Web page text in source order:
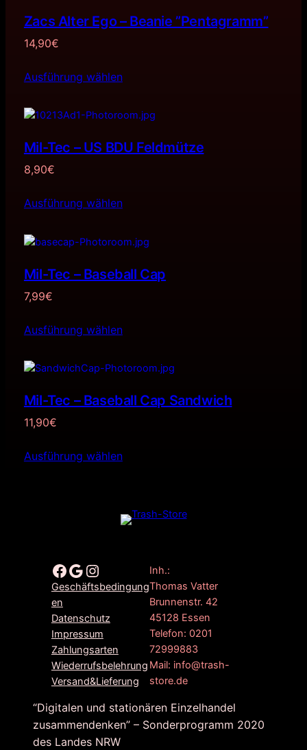
Zacs Alter Ego – Beanie ”Pentagramm”
14,90€
Ausführung wählen
Mil-Tec – US BDU Feldmütze
8,90€
Ausführung wählen
Mil-Tec – Baseball Cap
7,99€
Ausführung wählen
Mil-Tec – Baseball Cap Sandwich
11,90€
Ausführung wählen
Facebook Google Instagram
Geschäftsbedingung
en
Datenschutz
Impressum
Zahlungsarten
Wiederrufsbelehrung
Versand&Lieferung
Inh.:
Thomas Vatter
Brunnenstr. 42
45128 Essen
Telefon: 0201
72999883
Mail: info@trash-
store.de
“Digitalen und stationären Einzelhandel
zusammendenken” – Sonderprogramm 2020
des Landes NRW